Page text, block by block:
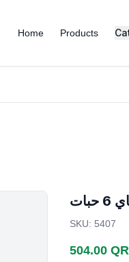
Home Products
SKU: 5407
504.00 QR